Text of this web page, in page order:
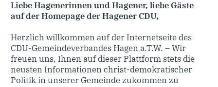
Liebe Hagenerinnen und Hagener, liebe Gäste
auf der Homepage der Hagener CDU,
Herzlich willkommen auf der Internetseite des
CDU-Gemeindeverbandes Hagen a.T.W. – Wir
freuen uns, Ihnen auf dieser Plattform stets die
neusten Informationen christ-demokratischer
Politik in unserer Gemeinde zukommen zu